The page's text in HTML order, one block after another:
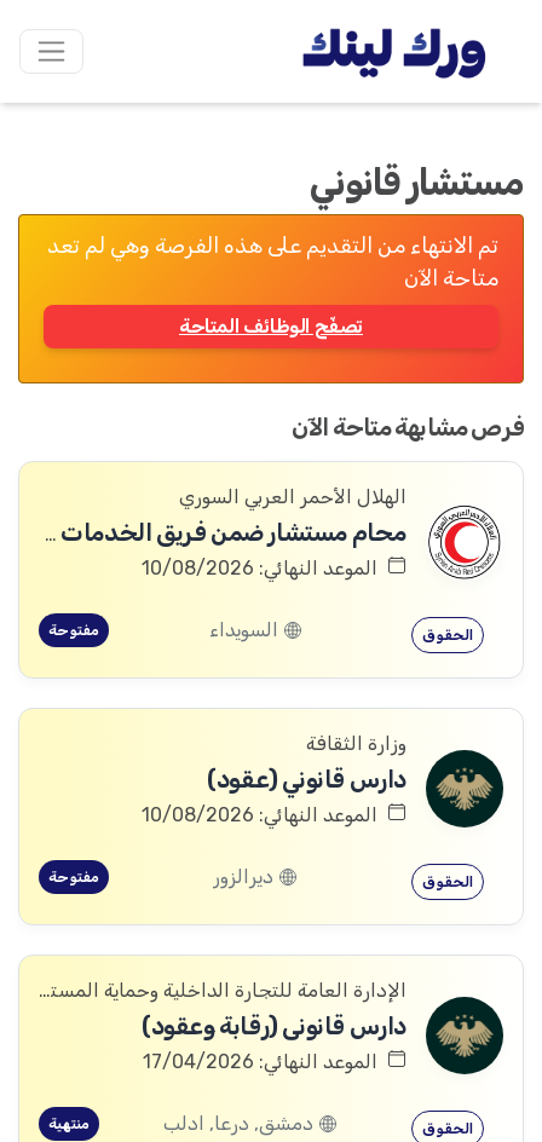
مستشار قانوني
تم الانتهاء من التقديم على هذه الفرصة وهي لم تعد
متاحة الآن
تصفّح الوظائف المتاحة
فرص مشابهة متاحة الآن
الهلال الأحمر العربي السوري
محام مستشار ضمن فريق الخدمات القانونية
الموعد النهائي: 10/08/2026
الحقوق السويداء مفتوحة
وزارة الثقافة
دارس قانوني (عقود)
الموعد النهائي: 10/08/2026
الحقوق ديرالزور مفتوحة
الإدارة العامة للتجارة الداخلية وحماية المستهلك
دارس قانونی (رقابة وعقود)
الموعد النهائي: 17/04/2026
الحقوق دمشق, درعا, ادلب منتهية